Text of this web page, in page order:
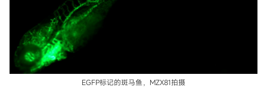
EGFP标记的斑马鱼，MZX81拍摄